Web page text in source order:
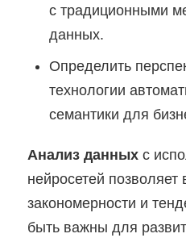
с традиционными
данных.
Определить
технологии
семантики для
Анализ данныхс
нейросетей
закономерности и
быть важны для